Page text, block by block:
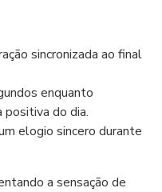
sincronizada ao final
enquanto
positiva do dia.
elogio sincero durante
a sensação de